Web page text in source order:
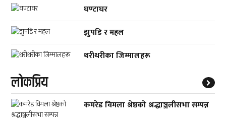
घण्टाघर
झुपडि र महल
थरीथरीका जिम्मालहरू
लाेकप्रिय
कमरेड विमला श्रेष्ठको श्रद्धाञ्जलीसभा सम्पन्न